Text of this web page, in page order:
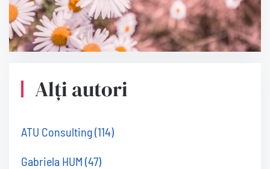
Alți autori
ATU Consulting(114)
Gabriela HUM (47)